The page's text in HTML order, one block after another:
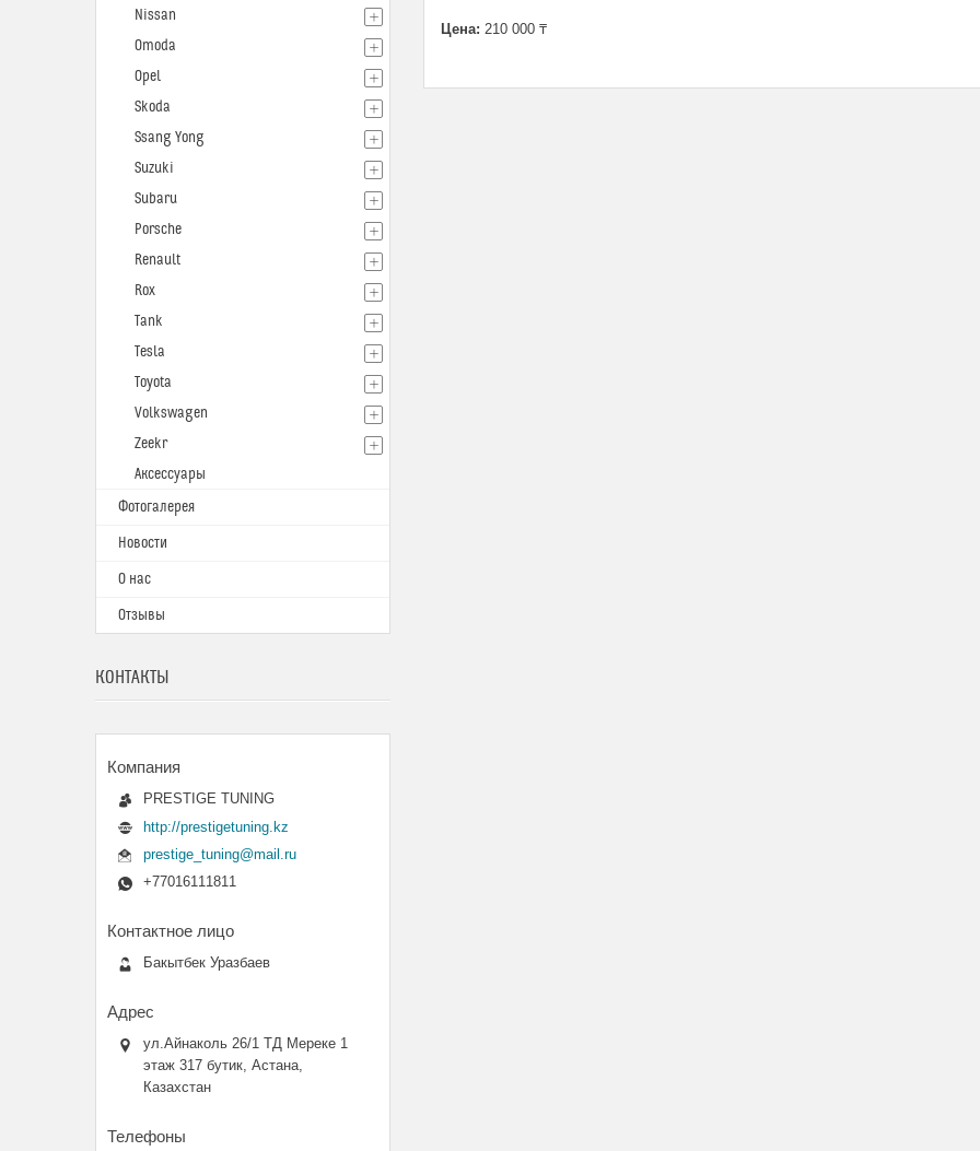
Цена: 210 000 ₸
Nissan
Omoda
Opel
Skoda
Ssang Yong
Suzuki
Subaru
Porsche
Renault
Rox
Tank
Tesla
Toyota
Volkswagen
Zeekr
Аксессуары
Фотогалерея
Новости
О нас
Отзывы
КОНТАКТЫ
PRESTIGE TUNING
http://prestigetuning.kz
prestige_tuning@mail.ru
+77016111811
Бакытбек Уразбаев
ул.Айнаколь 26/1 ТД Мереке 1
этаж 317 бутик, Астана,
Казахстан